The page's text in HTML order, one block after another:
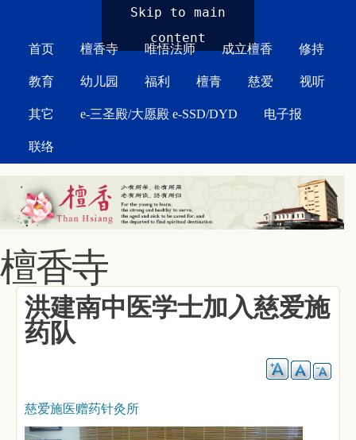
Skip to main
content
首页 檀香寺 唯悟法师 成立檀香 修持
教育 幼儿园 福利 檀青 慈爱 视听
其它 e-三圣殿/大愿殿 e-SSD/DYD 电子报
联络
檀香寺
洪建南中医学士加入慈爱施
药队
慈爱施医赠药针灸所